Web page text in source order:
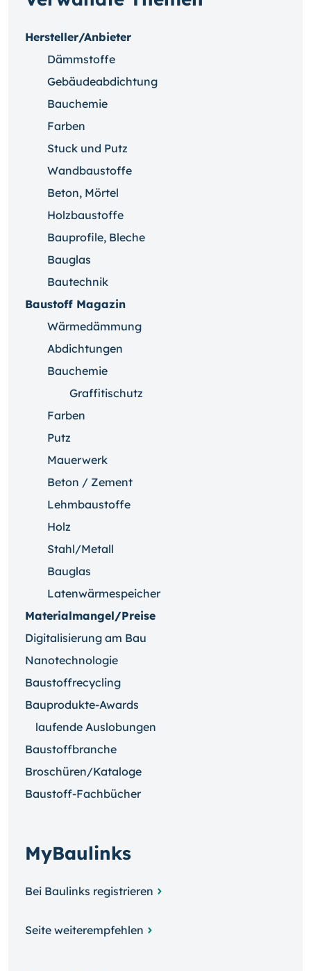
Hersteller/Anbieter
Dämmstoffe
Gebäudeabdichtung
Bauchemie
Farben
Stuck und Putz
Wandbaustoffe
Beton, Mörtel
Holzbaustoffe
Bauprofile, Bleche
Bauglas
Bautechnik
Baustoff Magazin
Wärmedämmung
Abdichtungen
Bauchemie
Graffitischutz
Farben
Putz
Mauerwerk
Beton / Zement
Lehmbaustoffe
Holz
Stahl/Metall
Bauglas
Latenwärmespeicher
Materialmangel/Preise
Digitalisierung am Bau
Nanotechnologie
Baustoffrecycling
Bauprodukte-Awards
laufende Auslobungen
Baustoffbranche
Broschüren/Kataloge
Baustoff-Fachbücher
MyBaulinks
Bei Baulinks registrieren
Seite weiterempfehlen